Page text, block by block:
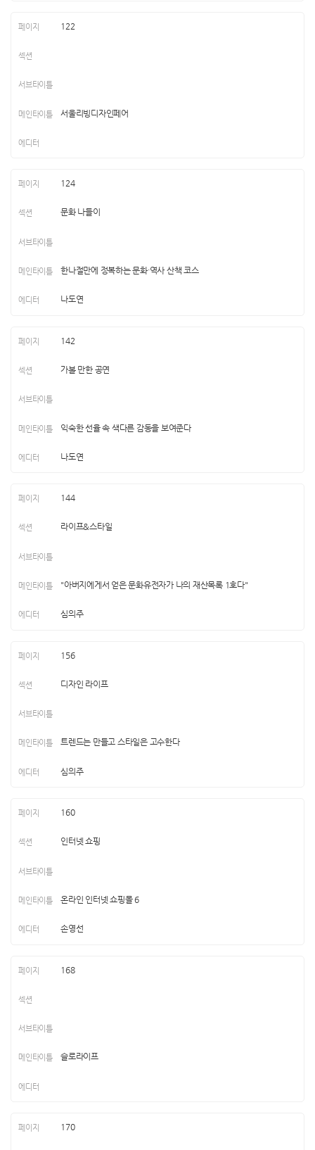
122
서울리빙디자인페어
124
문화 나들이
한나절만에 정복하는 문화·역사 산책 코스
나도연
142
가볼 만한 공연
익숙한 선율 속 색다른 감동을 보여준다
나도연
144
라이프&스타일
"아버지에게서 얻은 문화유전자가 나의 재산목록 1호다"
심의주
156
디자인 라이프
트렌드는 만들고 스타일은 고수한다
심의주
160
인터넷 쇼핑
온라인 인터넷 쇼핑몰 6
손영선
168
슬로라이프
170